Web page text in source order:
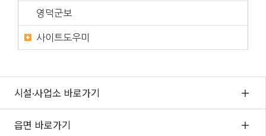
영덕군보
사이트도우미
시설·사업소 바로가기
읍면 바로가기